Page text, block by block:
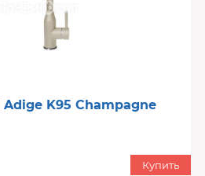
Adige K95 Champagne
Купить